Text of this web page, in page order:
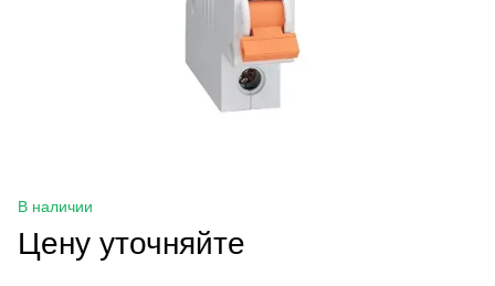
В наличии
Цену уточняйте